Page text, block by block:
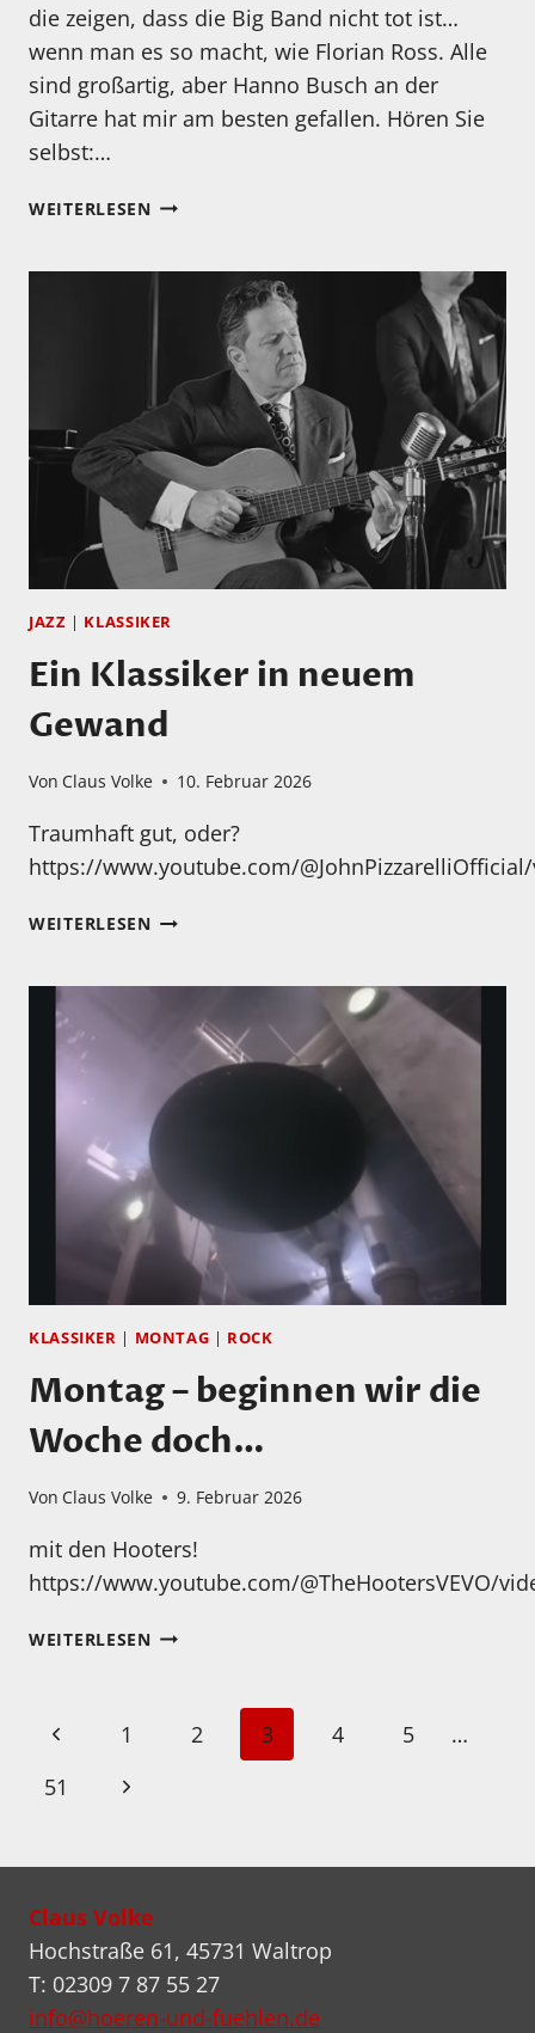
die zeigen, dass die Big Band nicht tot ist…
wenn man es so macht, wie Florian Ross. Alle
sind großartig, aber Hanno Busch an der
Gitarre hat mir am besten gefallen. Hören Sie
selbst:…
WEITERLESENMEIN
BIG
BAND:
PLANS
&
DRAWERS
JAZZ | KLASSIKER
Ein Klassiker in neuem
Gewand
Von Claus Volke 10. Februar 2026
Traumhaft gut, oder?
https://www.youtube.com/
WEITERLESENEIN
GEWAND
KLASSIKER | MONTAG | ROCK
Montag – beginnen wir die
Woche doch…
Von Claus Volke 9. Februar 2026
mit den Hooters!
https://www.youtube.com/@TheHootersVEVO/
WEITERLESENMONTAG
Seitennavigation
Vorherige
Seite
1 2 3 4 5
…
51
Nächste
Claus Volke
Hochstraße 61, 45731 Waltrop
T: 02309 7 87 55 27
info@hoeren-und-fuehlen.de